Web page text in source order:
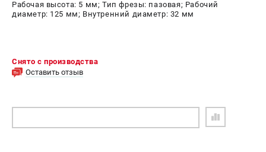
Рабочая высота: 5 мм; Тип фрезы: пазовая; Рабочий
диаметр: 125 мм; Внутренний диаметр: 32 мм
Снято с производства
Оставить отзыв